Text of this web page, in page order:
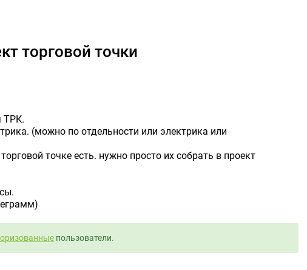
торговой точки
ТРК.
(можно по отдельности или электрика или
точке есть. нужно просто их собрать в проект
пользователи.